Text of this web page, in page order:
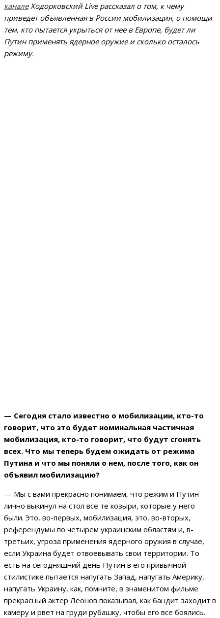
каналеХодорковский Live рассказал о том, к чему
приведет объявленная в России мобилизация, о помощи
тем, кто пытается укрыться от нее в Европе, будет ли
Путин применять ядерное оружие и сколько осталось
режиму.
— Сегодня стало известно о мобилизации, кто-то
говорит, что это будет номинальная частичная
мобилизация, кто-то говорит, что будут сгонять
всех. Что мы теперь будем ожидать от режима
Путина и что мы поняли о нем, после того, как он
объявил мобилизацию?
— Мы с вами прекрасно понимаем, что режим и Путин
лично выкинул на стол все те козыри, которые у него
были. Это, во-первых, мобилизация, это, во-вторых,
референдумы по четырем украинским областям и, в-
третьих, угроза применения ядерного оружия в случае,
если Украина будет отвоевывать свои территории. То
есть на сегодняшний день Путин в его привычной
стилистике пытается напугать Запад, напугать Америку,
напугать Украину, как, помните, в знаменитом фильме
прекрасный актер Леонов показывал, как бандит заходит в
камеру и рвет на груди рубашку, чтобы его все боялись.